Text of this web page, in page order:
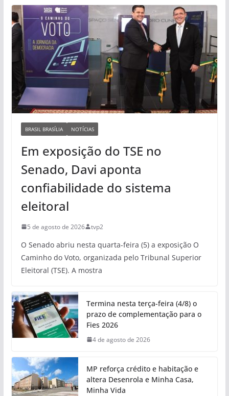
BRASIL BRASÍLIA NOTÍCIAS
Em exposição do TSE no
Senado, Davi aponta
confiabilidade do sistema
eleitoral
5 de agosto de 2026 tvp2
O Senado abriu nesta quarta-feira (5) a exposição O
Caminho do Voto, organizada pelo Tribunal Superior
Eleitoral (TSE). A mostra
Termina nesta terça-feira (4/8) o
prazo de complementação para o
Fies 2026
4 de agosto de 2026
MP reforça crédito e habitação e
altera Desenrola e Minha Casa,
Minha Vida